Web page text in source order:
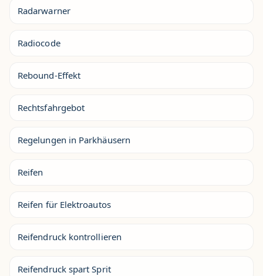
Radarwarner
Radiocode
Rebound-Effekt
Rechtsfahrgebot
Regelungen in Parkhäusern
Reifen
Reifen für Elektroautos
Reifendruck kontrollieren
Reifendruck spart Sprit